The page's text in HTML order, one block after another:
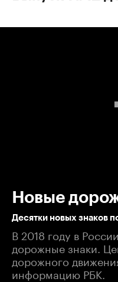
Новые
Десятки новых знаков
В 2018 году в
дорожные знаки.
дорожного
информацию РБК.